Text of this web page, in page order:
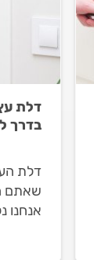
דלת
בדרך
דלת
שאתם
אנחנו